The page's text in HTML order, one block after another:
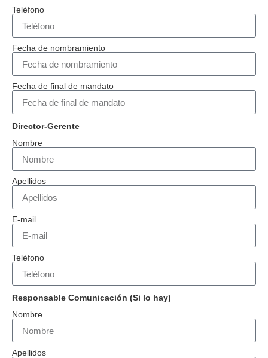
Teléfono
Fecha de nombramiento
Fecha de final de mandato
Director-Gerente
Nombre
Apellidos
E-mail
Teléfono
Responsable Comunicación (Si lo hay)
Nombre
Apellidos